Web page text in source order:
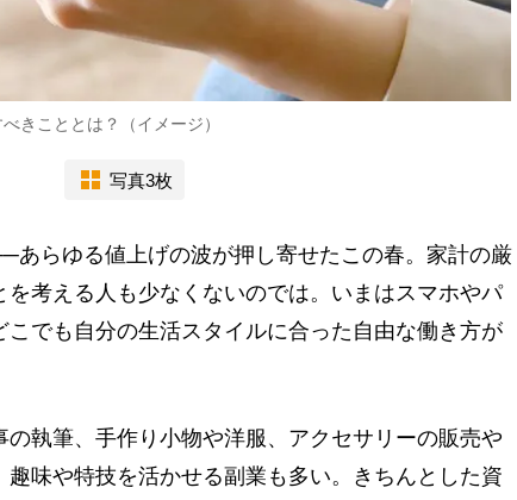
きこととは？（イメージ）
写真3枚
らゆる値上げの波が押し寄せたこの春。家計の厳
を考える人も少なくないのでは。いまはスマホやパ
こでも自分の生活スタイルに合った自由な働き方が
執筆、手作り小物や洋服、アクセサリーの販売や
味や特技を活かせる副業も多い。きちんとした資